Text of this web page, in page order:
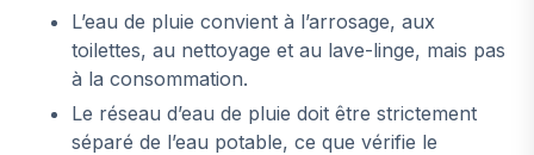
L’eau de pluie convient à l’arrosage, aux
toilettes, au nettoyage et au lave-linge, mais pas
à la consommation.
Le réseau d’eau de pluie doit être strictement
séparé de l’eau potable, ce que vérifie le